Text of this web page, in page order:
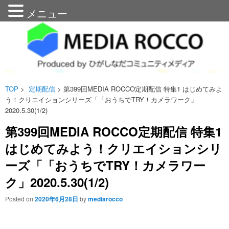
メディアろっこう
TOP > 定期配信 > 第399回MEDIA ROCCO定期配信 特集1 はじめてみよ
う！クリエイションシリーズ「「おうちでTRY！カメラワーク」
2020.5.30(1/2)
第399回MEDIA ROCCO定期配信 特集1
はじめてみよう！クリエイションシリ
ーズ「「おうちでTRY！カメラワー
ク」2020.5.30(1/2)
Posted on2020年6月28日 bymediarocco
メニュー